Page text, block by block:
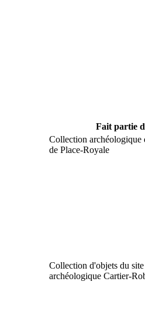
Fait partie
Collection archéologique
de Place-Royale
Collection d'objets du site
archéologique Cartier-